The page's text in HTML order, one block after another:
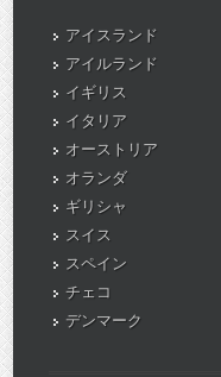
アイスランド
アイルランド
イギリス
イタリア
オーストリア
オランダ
ギリシャ
スイス
スペイン
チェコ
デンマーク